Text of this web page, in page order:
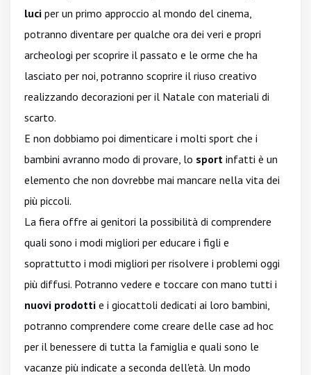
luci per un primo approccio al mondo del cinema,
potranno diventare per qualche ora dei veri e propri
archeologi per scoprire il passato e le orme che ha
lasciato per noi, potranno scoprire il riuso creativo
realizzando decorazioni per il Natale con materiali di
scarto.
E non dobbiamo poi dimenticare i molti sport che i
bambini avranno modo di provare, lo sport infatti è un
elemento che non dovrebbe mai mancare nella vita dei
più piccoli.
La fiera offre ai genitori la possibilità di comprendere
quali sono i modi migliori per educare i figli e
soprattutto i modi migliori per risolvere i problemi oggi
più diffusi. Potranno vedere e toccare con mano tutti i
nuovi prodotti e i giocattoli dedicati ai loro bambini,
potranno comprendere come creare delle case ad hoc
per il benessere di tutta la famiglia e quali sono le
vacanze più indicate a seconda dell'età. Un modo